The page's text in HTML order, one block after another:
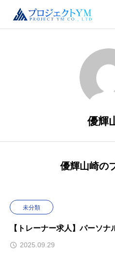
優輝
優輝山崎の
未分類
【トレーナー求人】パーソナ
2025.09.29